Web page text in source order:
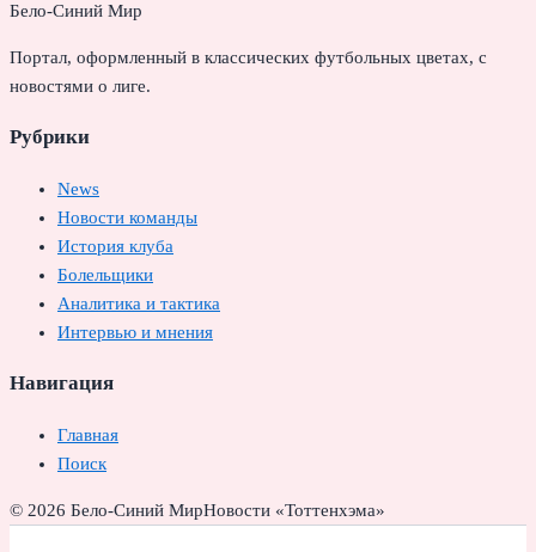
Бело-Синий Мир
Портал, оформленный в классических футбольных цветах, с
новостями о лиге.
Рубрики
News
Новости команды
История клуба
Болельщики
Аналитика и тактика
Интервью и мнения
Навигация
Главная
Поиск
© 2026 Бело-Синий МирНовости «Тоттенхэма»